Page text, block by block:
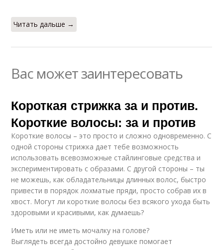
Читать дальше →
Вас может заинтересовать
Короткая стрижка за и против.
Короткие волосы: за и против
Короткие волосы – это просто и сложно одновременно. С
одной стороны стрижка дает тебе возможность
использовать всевозможные стайлинговые средства и
экспериментировать с образами. С другой стороны – ты
не можешь, как обладательницы длинных волос, быстро
привести в порядок лохматые пряди, просто собрав их в
хвост. Могут ли короткие волосы без всякого ухода быть
здоровыми и красивыми, как думаешь?
Иметь или не иметь мочалку на голове?
Выглядеть всегда достойно девушке помогает